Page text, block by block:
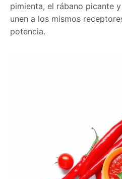
pimienta, el rábano picante
unen a los mismos
potencia.